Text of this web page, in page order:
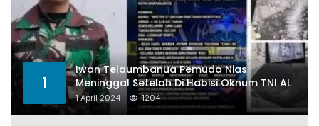
1
Iwan Telaumbanua Pemuda Nias
Meninggal Setelah Di Habisi Oknum TNI AL
1 April 2024 1204